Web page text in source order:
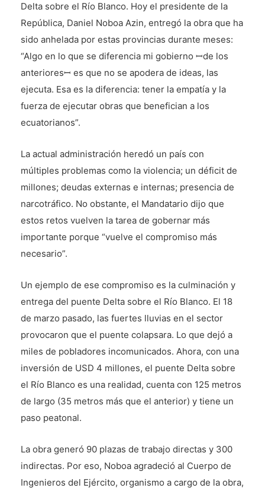
Delta sobre el Río Blanco. Hoy el presidente de la
República, Daniel Noboa Azin, entregó la obra que ha
sido anhelada por estas provincias durante meses:
“Algo en lo que se diferencia mi gobierno ꟷde los
anterioresꟷ es que no se apodera de ideas, las
ejecuta. Esa es la diferencia: tener la empatía y la
fuerza de ejecutar obras que benefician a los
ecuatorianos”.
La actual administración heredó un país con
múltiples problemas como la violencia; un déficit de
millones; deudas externas e internas; presencia de
narcotráfico. No obstante, el Mandatario dijo que
estos retos vuelven la tarea de gobernar más
importante porque “vuelve el compromiso más
necesario”.
Un ejemplo de ese compromiso es la culminación y
entrega del puente Delta sobre el Río Blanco. El 18
de marzo pasado, las fuertes lluvias en el sector
provocaron que el puente colapsara. Lo que dejó a
miles de pobladores incomunicados. Ahora, con una
inversión de USD 4 millones, el puente Delta sobre
el Río Blanco es una realidad, cuenta con 125 metros
de largo (35 metros más que el anterior) y tiene un
paso peatonal.
La obra generó 90 plazas de trabajo directas y 300
indirectas. Por eso, Noboa agradeció al Cuerpo de
Ingenieros del Ejército, organismo a cargo de la obra,